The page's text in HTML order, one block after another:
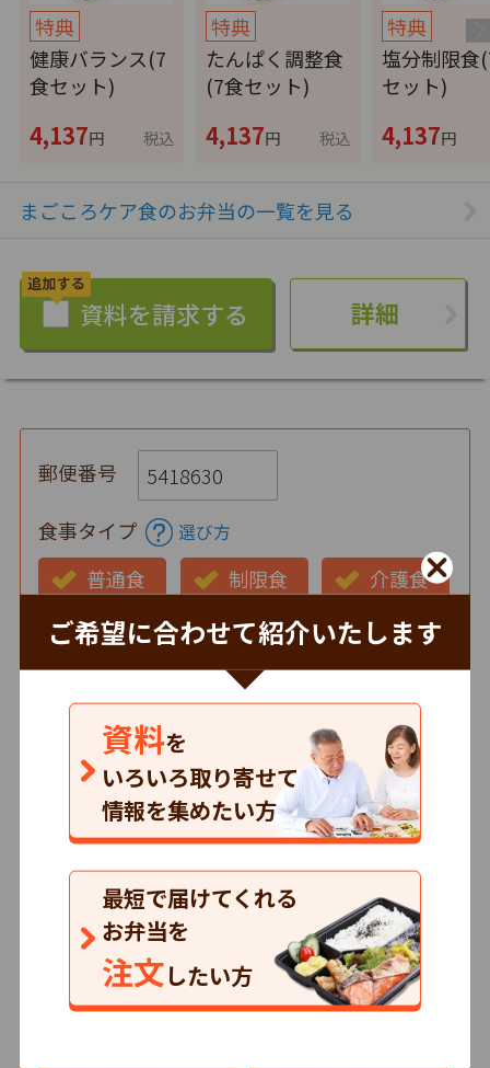
ご希望に合わせて紹介いたします
資料を
いろいろ取り寄せて
情報を集めたい方
最短で届けてくれる
お弁当を
注文したい方
特典
健康バランス(7
食セット)
4,137円 税込
特典
たんぱく調整食
(7食セット)
4,137円 税込
特典
塩分制限食
セット)
4,137円
まごころケア食のお弁当の一覧を見る
詳細
郵便番号
食事タイプ 選び方
普通食 制限食
介護食
お弁当の状態
仕出し
冷蔵
冷凍
朝
昼
夕
500円以下
501～750円
751円以上
最短お届け日